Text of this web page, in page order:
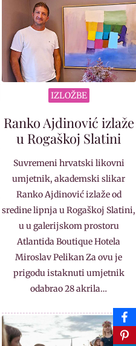
IZLOŽBE
Ranko Ajdinović izlaže
u Rogaškoj Slatini
Suvremeni hrvatski likovni
umjetnik, akademski slikar
Ranko Ajdinović izlaže od
sredine lipnja u Rogaškoj Slatini,
u u galerijskom prostoru
Atlantida Boutique Hotela
Miroslav Pelikan Za ovu je
prigodu istaknuti umjetnik
odabrao 28 akrila…